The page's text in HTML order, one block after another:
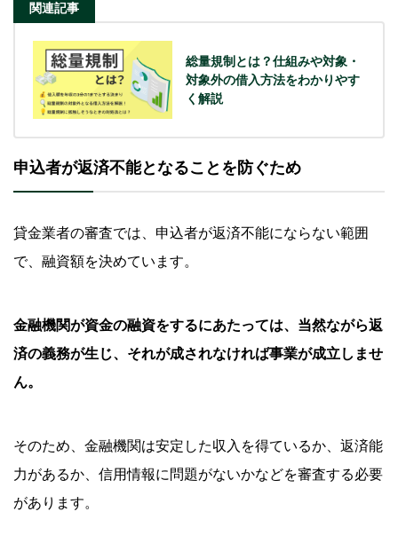
関連記事
総量規制とは？仕組みや対象・
対象外の借入方法をわかりやす
く解説
申込者が返済不能となることを防ぐため
貸金業者の審査では、申込者が返済不能にならない範囲
で、融資額を決めています。
金融機関が資金の融資をするにあたっては、当然ながら返
済の義務が生じ、それが成されなければ事業が成立しませ
ん。
そのため、金融機関は安定した収入を得ているか、返済能
力があるか、信用情報に問題がないかなどを審査する必要
があります。